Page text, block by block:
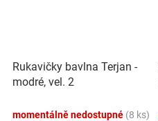
Rukavičky bavlna Terjan -
modré, vel. 2
momentálně nedostupné (8 ks)